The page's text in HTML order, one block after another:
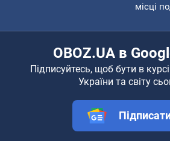
місці
OBOZ.UA в
Підписуйтесь, щоб бути в
України та світу